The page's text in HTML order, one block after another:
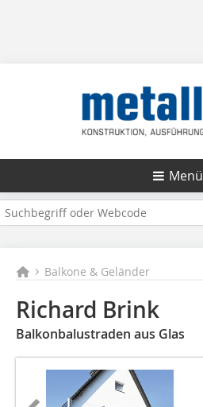
Menü
Balkone & Geländer
Richard Brink
Balkonbalustraden aus Glas